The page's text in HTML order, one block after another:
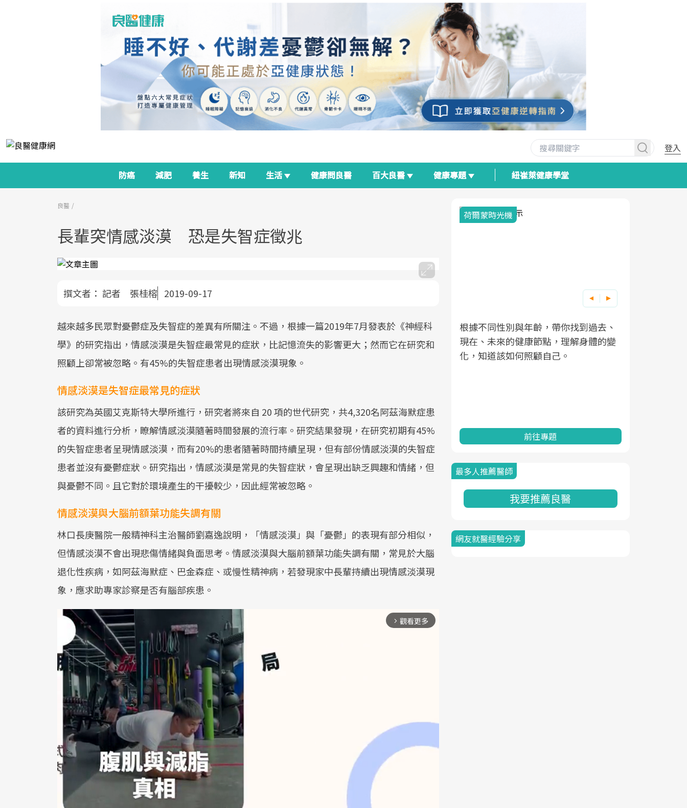
登入
防癌 減肥 養生 新知 生活 健康問良醫 百大良醫 健康專題 紐崔萊健康學堂
良醫
長輩突情感淡漠 恐是失智症徵兆
撰文者： 記者 張桂榕 2019-09-17
越來越多民眾對憂鬱症及失智症的差異有所關注。不過，根據一篇2019年7月發表於《神經科
學》的研究指出，情感淡漠是失智症最常見的症狀，比記憶流失的影響更大；然而它在研究和
照顧上卻常被忽略。有45%的失智症患者出現情感淡漠現象。
情感淡漠是失智症最常見的症狀
該研究為英國艾克斯特大學所進行，研究者將來自 20 項的世代研究，共4,320名阿茲海默症患
者的資料進行分析，瞭解情感淡漠隨著時間發展的流行率。研究結果發現，在研究初期有45%
的失智症患者呈現情感淡漠，而有20%的患者隨著時間持續呈現，但有部份情感淡漠的失智症
患者並沒有憂鬱症狀。研究指出，情感淡漠是常見的失智症狀，會呈現出缺乏興趣和情緒，但
與憂鬱不同。且它對於環境產生的干擾較少，因此經常被忽略。
情感淡漠與大腦前額葉功能失調有關
林口長庚醫院一般精神科主治醫師劉嘉逸說明，「情感淡漠」與「憂鬱」的表現有部分相似，
但情感淡漠不會出現悲傷情緒與負面思考。情感淡漠與大腦前額葉功能失調有關，常見於大腦
退化性疾病，如阿茲海默症、巴金森症、或慢性精神病，若發現家中長輩持續出現情感淡漠現
象，應求助專家診察是否有腦部疾患。
arrow_forward_ios 觀看更多
面對超高齡社會的浪潮，台灣正在快速
邁向「健康照護」的新時代。隨著國家
政策如「健康台灣推動委員會」與「長
照3.0」的推進，「預防醫學」已成全民
狀況、啟動健康管理的重要起點。
前往專題
2025年，就到良醫生活祭體驗「一站式
健康新生活」，從講座、體驗到運動，
全面啟動你的健康革命！
前往專題
良醫健康網從「換季的身體變化」出
發，透過醫學觀點與日常感受的對話，
建立對亞健康的認知，進而引導實際的
改善行動。
前往專題
荷爾蒙時光機
根據不同性別與年齡，帶你找到過去、
現在、未來的健康節點，理解身體的變
化，知道該如何照顧自己。
前往專題
最多人推薦醫師
我要推薦良醫
網友就醫經驗分享